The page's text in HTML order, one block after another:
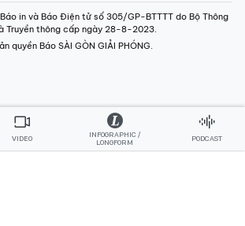
in và Báo Điện tử số 305/GP-BTTTT do Bộ Thông
Truyền thông cấp ngày 28-8-2023.
quyền Báo SÀI GÒN GIẢI PHÓNG.
VIDEO
INFOGRAPHIC /
LONGFORM
PODCAST